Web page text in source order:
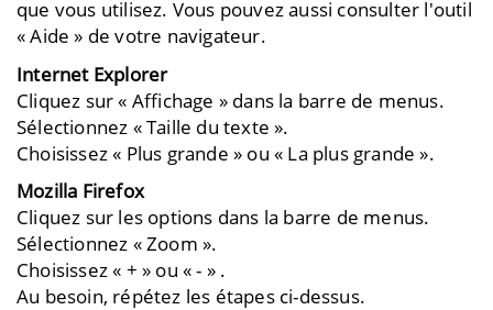
que vous utilisez. Vous pouvez aussi consulter l'outil
« Aide » de votre navigateur.
Internet Explorer
Cliquez sur « Affichage » dans la barre de menus.
Sélectionnez « Taille du texte ».
Choisissez « Plus grande » ou « La plus grande ».
Mozilla Firefox
Cliquez sur les options dans la barre de menus.
Sélectionnez « Zoom ».
Choisissez « + » ou « - » .
Au besoin, répétez les étapes ci-dessus.